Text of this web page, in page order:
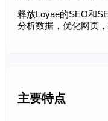
释放Loyae的SEO和
分析数据，优化网页
主要特点